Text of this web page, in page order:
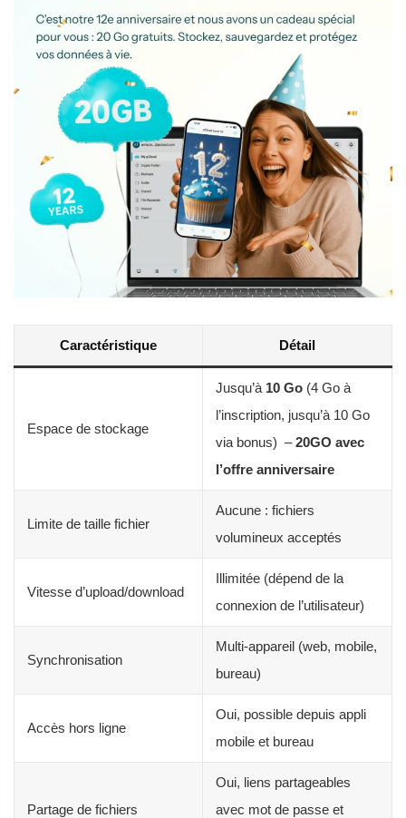
Caractéristique Détail
Espace de stockage
Jusqu’à 10 Go (4 Go à
l’inscription, jusqu’à 10 Go
via bonus) –20GO avec
l’offre anniversaire
Limite de taille fichier
Aucune : fichiers
volumineux acceptés
Vitesse d’upload/download
Illimitée (dépend de la
connexion de l’utilisateur)
Synchronisation
Multi-appareil (web, mobile,
bureau)
Accès hors ligne
Oui, possible depuis appli
mobile et bureau
Partage de fichiers
Oui, liens partageables
avec mot de passe et